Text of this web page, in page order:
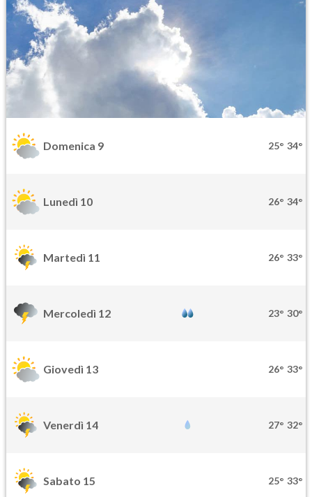
Domenica 9 25° 34°
Lunedì 10 26° 34°
Martedì 11 26° 33°
Mercoledì 12 23° 30°
Giovedì 13 26° 33°
Venerdì 14 27° 32°
Sabato 15 25° 33°